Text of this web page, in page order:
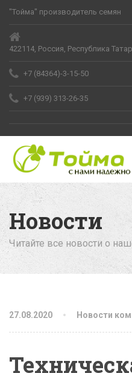
"Тойма" производитель семян
422114, Россия, Республика
+7 (84364)-3-15-50
+7 (939) 313-26-35
Новости
Читайте все новости о
27.08.2020 Новости